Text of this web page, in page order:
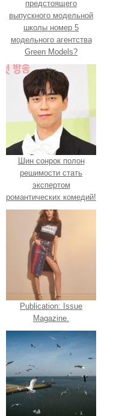
предстоящего
выпускного модельной
школы номер 5
модельного агентства
Green Models?
Шин сонрок полон
решимости стать
экспертом
романтических комедий!
Publication: Issue
Magazine.